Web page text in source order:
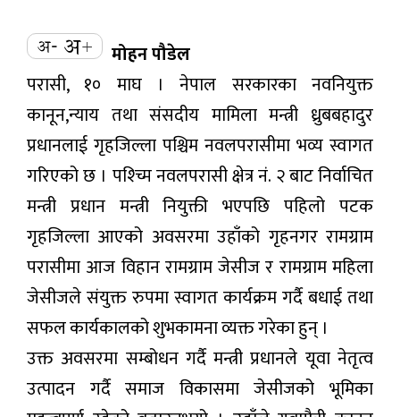
मोहन पौडेल
परासी, १० माघ । नेपाल सरकारका नवनियुक्त
कानून,न्याय तथा संसदीय मामिला मन्त्री ध्रुबबहादुर
प्रधानलाई गृहजिल्ला पश्चिम नवलपरासीमा भव्य स्वागत
गरिएको छ । पश्च्मि नवलपरासी क्षेत्र नं. २ बाट निर्वाचित
मन्त्री प्रधान मन्त्री नियुक्ती भएपछि पहिलो पटक
गृहजिल्ला आएको अवसरमा उहाँको गृहनगर रामग्राम
परासीमा आज विहान रामग्राम जेसीज र रामग्राम महिला
जेसीजले संयुक्त रुपमा स्वागत कार्यक्रम गर्दै बधाई तथा
सफल कार्यकालको शुभकामना व्यक्त गरेका हुन् ।
उक्त अवसरमा सम्बोधन गर्दै मन्त्री प्रधानले यूवा नेतृत्व
उत्पादन गर्दै समाज विकासमा जेसीजको भूमिका